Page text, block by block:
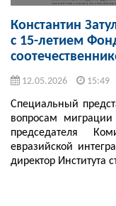
Константин
с 15-летием
12.05.2026 15:49
Специальный
вопросам
председателя
евразийской
директор Института